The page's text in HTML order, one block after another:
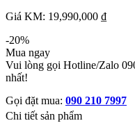
Giá KM: 19,990,000 ₫
-20%
Mua ngay
Vui lòng gọi Hotline/Zalo
nhất!
Gọi đặt mua: 090 210 7997
Chi tiết sản phẩm